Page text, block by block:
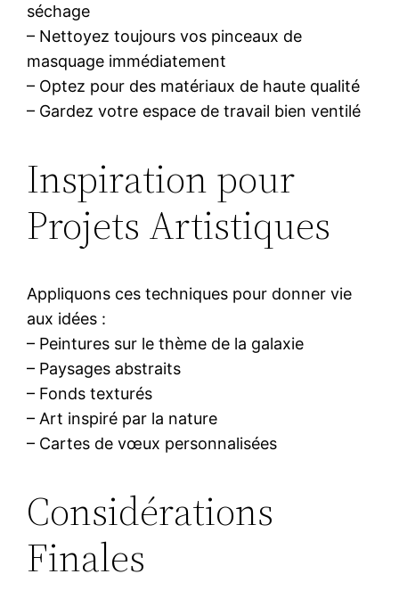
séchage
– Nettoyez toujours vos pinceaux de
masquage immédiatement
– Optez pour des matériaux de haute qualité
– Gardez votre espace de travail bien ventilé
Inspiration pour
Projets Artistiques
Appliquons ces techniques pour donner vie
aux idées :
– Peintures sur le thème de la galaxie
– Paysages abstraits
– Fonds texturés
– Art inspiré par la nature
– Cartes de vœux personnalisées
Considérations
Finales